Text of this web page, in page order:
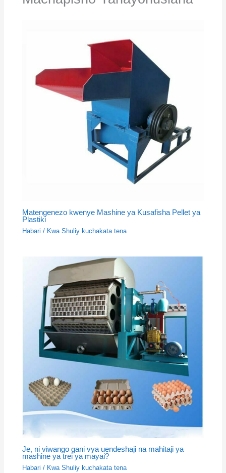
Matengenezo kwenye Mashine ya Kusafisha Pellet ya
Plastiki
Habari / KwaShuliy kuchakata tena
Je, ni viwango gani vya uendeshaji na mahitaji ya
mashine ya trei ya mayai?
Habari / KwaShuliy kuchakata tena